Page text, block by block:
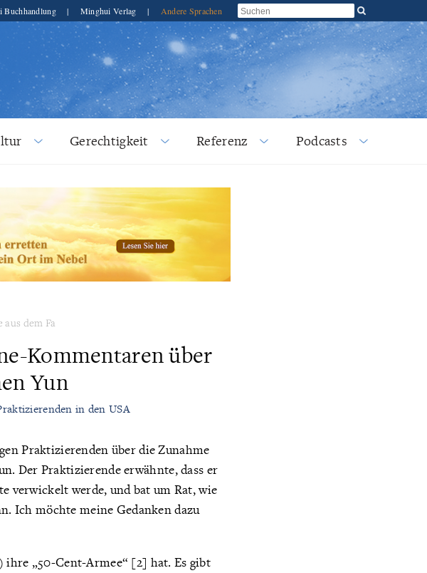
Buchhandlung | Minghui Verlag | Andere Sprachen
Gerechtigkeit Referenz Podcasts
aus dem Fa
Kommentaren über
Yun
in den USA
Praktizierenden über die Zunahme
Der Praktizierende erwähnte, dass er
verwickelt werde, und bat um Rat, wie
Ich möchte meine Gedanken dazu
„50-Cent-Armee“ [2] hat. Es gibt